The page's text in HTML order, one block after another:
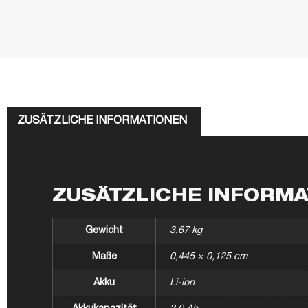
ZUSÄTZLICHE INFORMATIONEN
ZUSÄTZLICHE
Gewicht 3,67 kg
Maße 0,445 × 0,125 cm
Akku Li-ion